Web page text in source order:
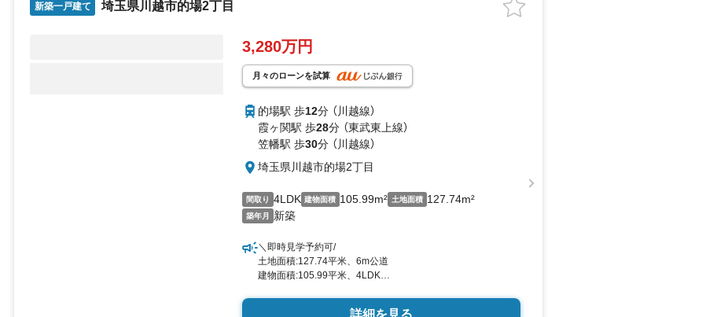
新築一戸建て 埼玉県川越市的場2丁目
3,280万円
月々のローンを試算
的場駅 歩12分 （川越線）
霞ヶ関駅 歩28分 （東武東上線）
笠幡駅 歩30分 （川越線）
埼玉県川越市的場2丁目
間取り 4LDK 建物面積 105.99m² 土地面積 127.74m²
築年月 新築
＼即時見学予約可/
土地面積:127.74平米、6m公道
建物面積:105.99平米、4LDK
詳細を見る